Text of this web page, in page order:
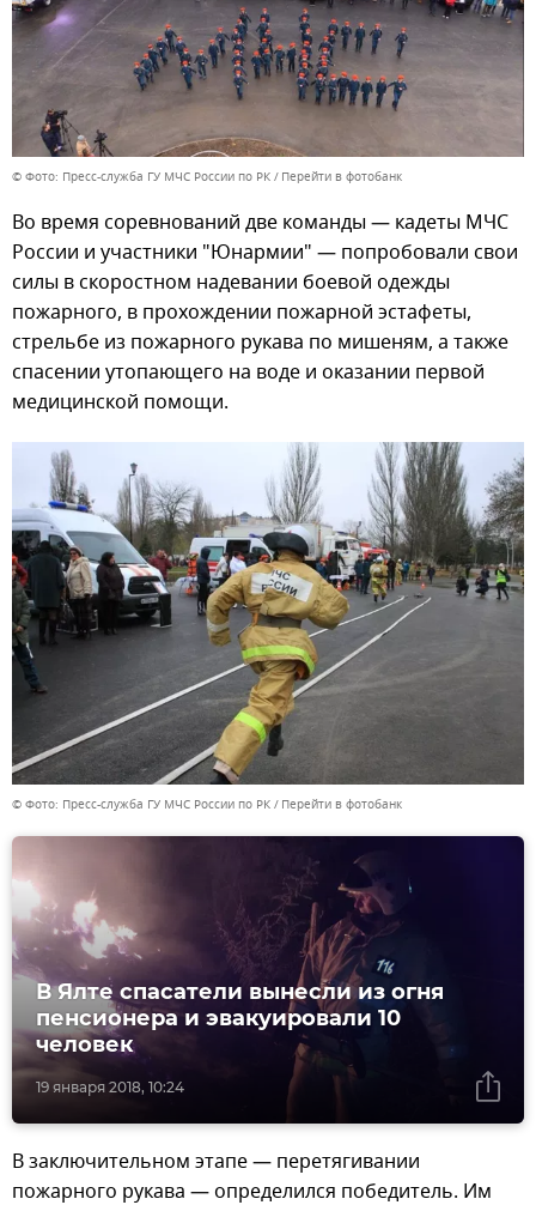
© Фото: Пресс-служба ГУ МЧС России по РК Перейти в фотобанк
Во время соревнований две команды — кадеты МЧС
России и участники "Юнармии" — попробовали свои
силы в скоростном надевании боевой одежды
пожарного, в прохождении пожарной эстафеты,
стрельбе из пожарного рукава по мишеням, а также
спасении утопающего на воде и оказании первой
медицинской помощи.
© Фото: Пресс-служба ГУ МЧС России по РК Перейти в фотобанк
19 января 2018, 10:24
В Ялте спасатели вынесли из огня
пенсионера и эвакуировали 10
человек
В заключительном этапе — перетягивании
пожарного рукава — определился победитель. Им